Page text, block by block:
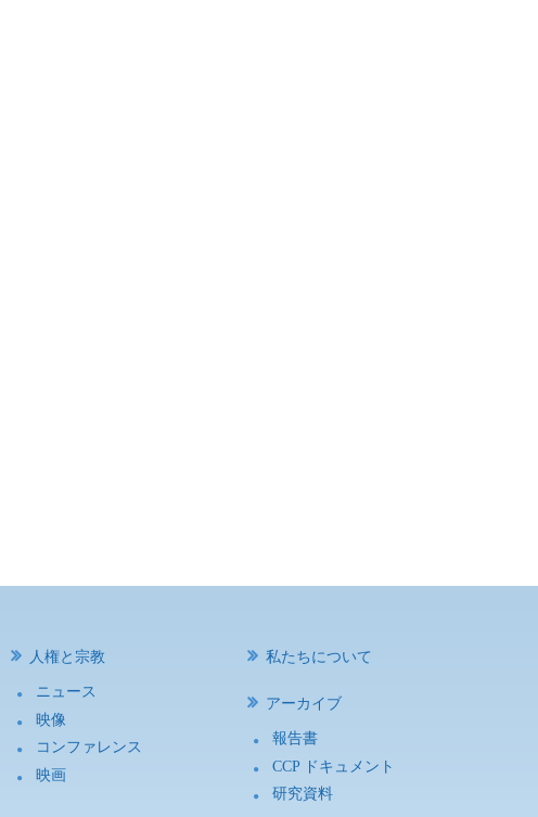
人権と宗教
ニュース
映像
コンファレンス
映画
私たちについて
アーカイブ
報告書
CCP ドキュメント
研究資料